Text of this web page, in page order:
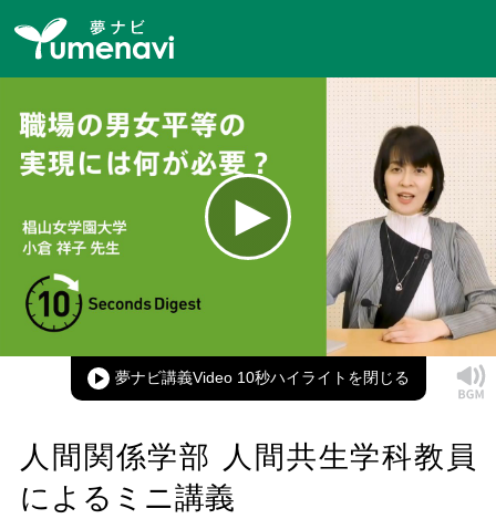
Time
Picture-
in-
Picture
夢ナビ講義Video 10秒ハイライト
人間関係学部 人間共生学科教員
によるミニ講義